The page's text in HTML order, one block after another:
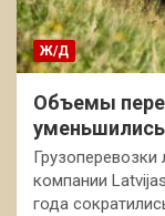
Ж/Д
Объемы
уменьшились
компании
года